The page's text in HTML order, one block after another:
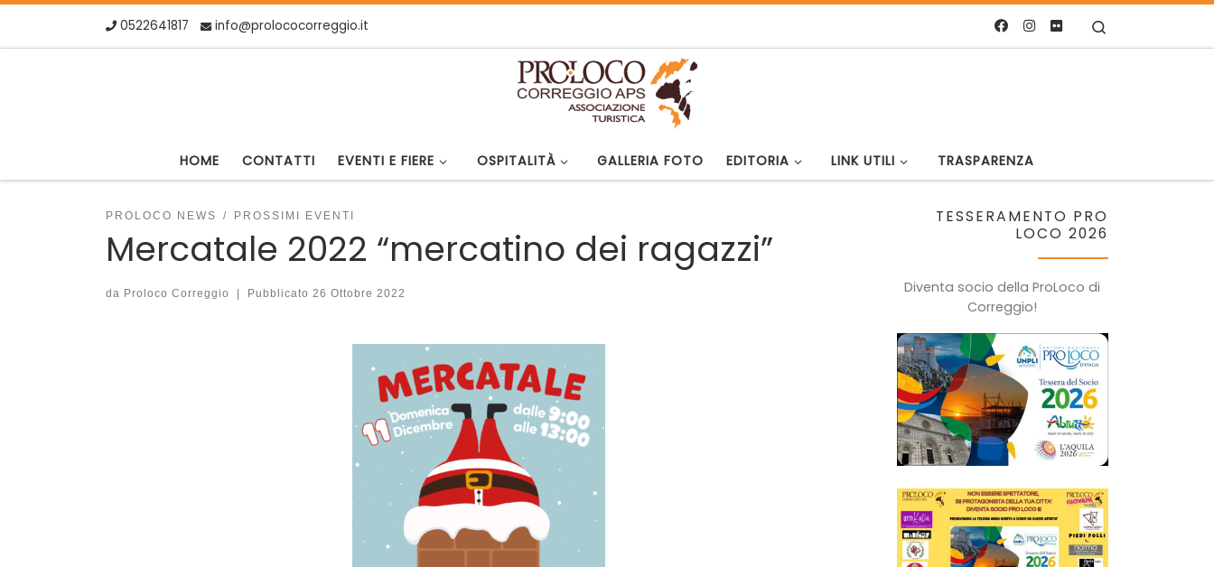
Skip to content0522641817 info@prolococorreggio.it
HOME CONTATTI EVENTI E FIERE OSPITALITÀ GALLERIA FOTO EDITORIA LINK UTILI TRASPARENZA
PROLOCO NEWS PROSSIMI EVENTI
Mercatale 2022 “mercatino dei ragazzi”
da Proloco Correggio | Pubblicato 26 Ottobre 2022
TESSERAMENTO PRO
LOCO 2026
Diventa socio della ProLoco di
Correggio!